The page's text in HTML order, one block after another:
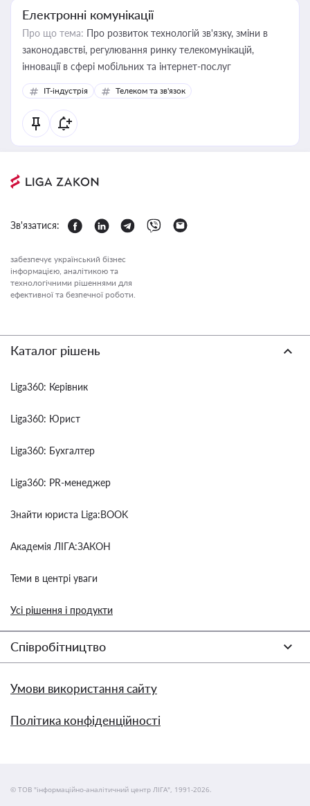
Електронні комунікації
Про що тема: Про розвиток технологій зв'язку, зміни в
законодавстві, регулювання ринку телекомунікацій,
інновації в сфері мобільних та інтернет-послуг
IT-індустрія Телеком та зв'язок
Зв'язатися:
забезпечує український бізнес
інформацією, аналітикою та
технологічними рішеннями для
ефективної та безпечної роботи.
Каталог рішень
Liga360: Керівник
Liga360: Юрист
Liga360: Бухгалтер
Liga360: PR-менеджер
Знайти юриста Liga:BOOK
Академія ЛІГА:ЗАКОН
Теми в центрі уваги
Усі рішення і продукти
Співробітництво
Умови використання сайту
Політика конфіденційності
© ТОВ "інформаційно-аналітичний центр ЛІГА", 1991-2026.